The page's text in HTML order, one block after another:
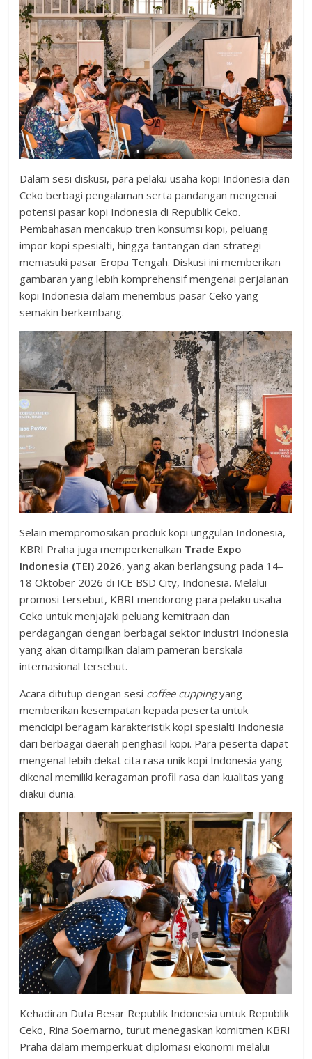
Dalam sesi diskusi, para pelaku usaha kopi Indonesia dan
Ceko berbagi pengalaman serta pandangan mengenai
potensi pasar kopi Indonesia di Republik Ceko.
Pembahasan mencakup tren konsumsi kopi, peluang
impor kopi spesialti, hingga tantangan dan strategi
memasuki pasar Eropa Tengah. Diskusi ini memberikan
gambaran yang lebih komprehensif mengenai perjalanan
kopi Indonesia dalam menembus pasar Ceko yang
semakin berkembang.
Selain mempromosikan produk kopi unggulan Indonesia,
KBRI Praha juga memperkenalkan Trade Expo
Indonesia (TEI) 2026, yang akan berlangsung pada 14–
18 Oktober 2026 di ICE BSD City, Indonesia. Melalui
promosi tersebut, KBRI mendorong para pelaku usaha
Ceko untuk menjajaki peluang kemitraan dan
perdagangan dengan berbagai sektor industri Indonesia
yang akan ditampilkan dalam pameran berskala
internasional tersebut.
Acara ditutup dengan sesi coffee cuppingyang
memberikan kesempatan kepada peserta untuk
mencicipi beragam karakteristik kopi spesialti Indonesia
dari berbagai daerah penghasil kopi. Para peserta dapat
mengenal lebih dekat cita rasa unik kopi Indonesia yang
dikenal memiliki keragaman profil rasa dan kualitas yang
diakui dunia.
Kehadiran Duta Besar Republik Indonesia untuk Republik
Ceko, Rina Soemarno, turut menegaskan komitmen KBRI
Praha dalam memperkuat diplomasi ekonomi melalui